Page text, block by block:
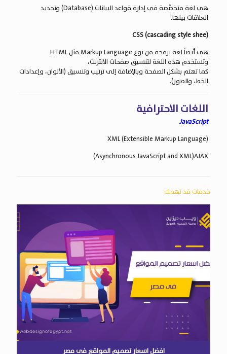
هي لغة متخصّصة في إدارة قواعد البيانات (Database) وتحديد
العلاقات بينها.
(CSS (cascading style shee
هي أيضاً لغة برمجة من نوع Markup Language مثل HTML
وتستخدم هذه اللغة لتنسيق صفحات الانترنت،
كما تهتم بشكل الصفحة وبالإضافة إلى ترتيب وتنسيق (الألوان، وإعدادات
الخط، والصور).
اللغات الاحترافية
JavaScript
(Extensible Markup Language) XML
Asynchronous JavaScript and XML)AJAX)
خدمات قد تهمك
افضل اسعار تصميم المواقع فى مصر